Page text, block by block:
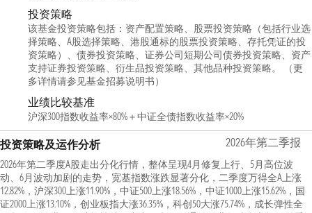
投资策略
该基金投资策略包括：资产配置策略、股票投资策略（包括行业选
择策略、A股选择策略、港股通标的股票投资策略、存托凭证的投
资策略）、债券投资策略、证券公司短期公司债券投资策略、资产
支持证券投资策略、衍生品投资策略、其他品种投资策略。 （更
多详情请参见基金招募说明书）
业绩比较基准
沪深300指数收益率×80%＋中证全债指数收益率×20%
投资策略及运作分析 2026年第二季报
2026年第二季度A股走出分化行情，整体呈现4月修复上行、5月高位波
动、6月波动加剧的走势，宽基指数涨跌显著分化，二季度万得全A上涨
12.82%，沪深300上涨11.90%，中证500上涨18.56%，中证1000上涨15.62%，国
证2000上涨13.10%，创业板指大涨36.35%，科创50大涨75.74%，成长弹性全